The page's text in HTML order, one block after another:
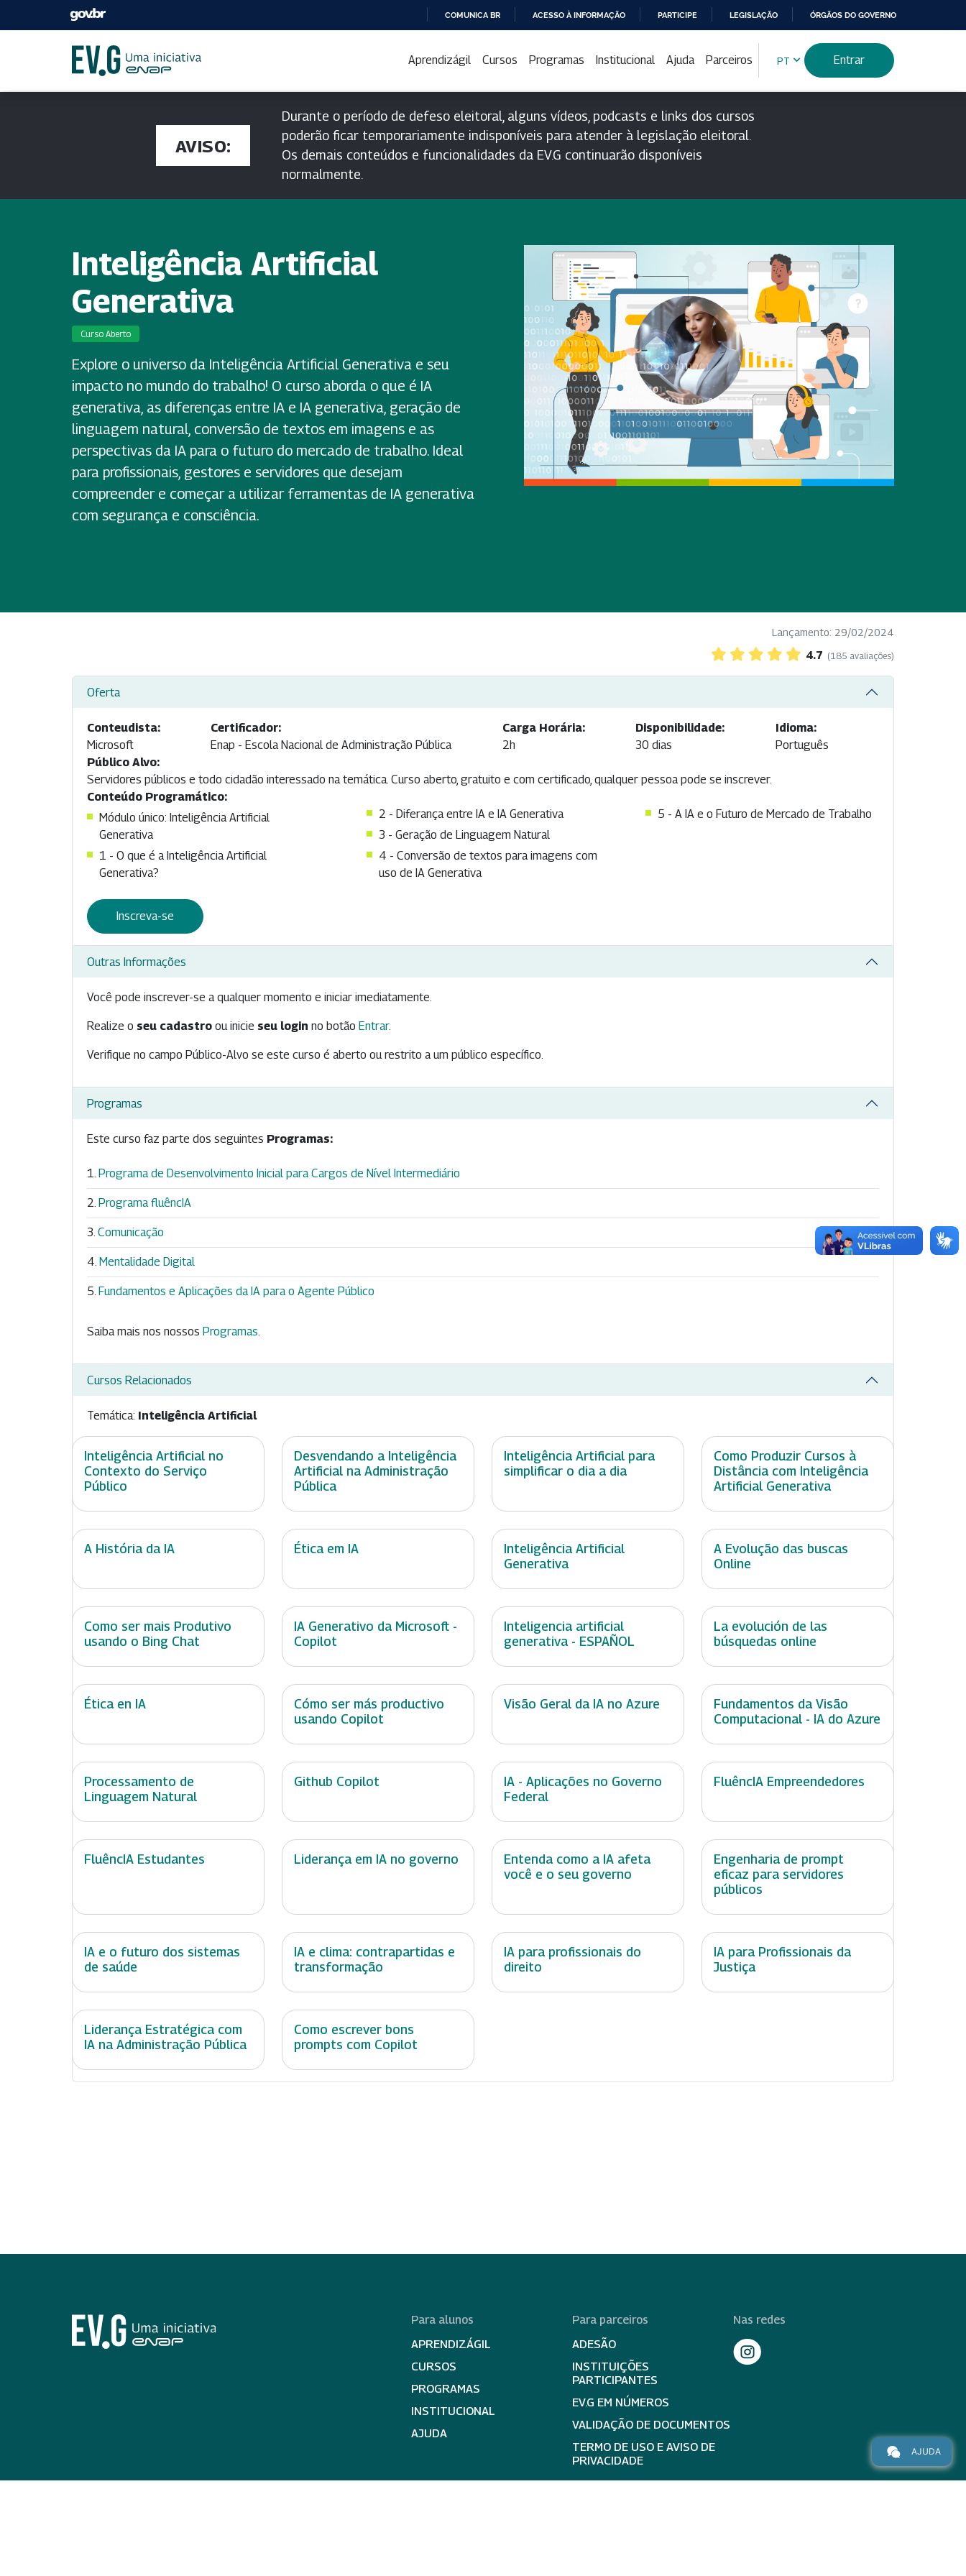
PARA
CONTEÚDO
COMUNICA BR ACESSO À INFORMAÇÃO PARTICIPE LEGISLAÇÃO ÓRGÃOS DO GOVERNO
Aprendizágil Cursos Programas Institucional Ajuda Parceiros PT Entrar
AVISO:
Durante o período de defeso eleitoral, alguns vídeos, podcasts e links dos cursos
poderão ficar temporariamente indisponíveis para atender à legislação eleitoral.
Os demais conteúdos e funcionalidades da EV.G continuarão disponíveis
normalmente.
Inteligência Artificial
Generativa
Curso Aberto
Explore o universo da Inteligência Artificial Generativa e seu
impacto no mundo do trabalho! O curso aborda o que é IA
generativa, as diferenças entre IA e IA generativa, geração de
linguagem natural, conversão de textos em imagens e as
perspectivas da IA para o futuro do mercado de trabalho. Ideal
para profissionais, gestores e servidores que desejam
compreender e começar a utilizar ferramentas de IA generativa
com segurança e consciência.
Lançamento: 29/02/2024
4.7 (185 avaliações)
Oferta
Conteudista:
Microsoft
Certificador:
Enap - Escola Nacional de Administração Pública
Carga Horária:
2h
Disponibilidade:
30 dias
Idioma:
Português
Público Alvo:
Servidores públicos e todo cidadão interessado na temática. Curso aberto, gratuito e com certificado, qualquer pessoa pode se inscrever.
Conteúdo Programático:
Módulo único: Inteligência Artificial
Generativa
1 - O que é a Inteligência Artificial
Generativa?
2 - Diferança entre IA e IA Generativa
3 - Geração de Linguagem Natural
4 - Conversão de textos para imagens com
uso de IA Generativa
5 - A IA e o Futuro de Mercado de Trabalho
Inscreva-se
Outras Informações
Você pode inscrever-se a qualquer momento e iniciar imediatamente.
Realize o seu cadastro ou inicie seu login no botão Entrar.
Verifique no campo Público-Alvo se este curso é aberto ou restrito a um público específico.
Programas
Este curso faz parte dos seguintes Programas:
Programa de Desenvolvimento Inicial para Cargos de Nível Intermediário
Programa fluêncIA
Comunicação
Mentalidade Digital
Fundamentos e Aplicações da IA para o Agente Público
Saiba mais nos nossos Programas.
Cursos Relacionados
Temática: Inteligência Artificial
Inteligência Artificial no
Contexto do Serviço
Público
Desvendando a Inteligência
Artificial na Administração
Pública
Inteligência Artificial para
simplificar o dia a dia
Como Produzir Cursos à
Distância com Inteligência
Artificial Generativa
A História da IA Ética em IA
Inteligência Artificial
Generativa
A Evolução das buscas
Online
Como ser mais Produtivo
usando o Bing Chat
IA Generativo da Microsoft -
Copilot
Inteligencia artificial
generativa - ESPAÑOL
La evolución de las
búsquedas online
Ética en IA
Cómo ser más productivo
usando Copilot
Visão Geral da IA no Azure
Fundamentos da Visão
Computacional - IA do Azure
Processamento de
Linguagem Natural
Github Copilot
IA - Aplicações no Governo
Federal
FluêncIA Empreendedores
FluêncIA Estudantes Liderança em IA no governo
Entenda como a IA afeta
você e o seu governo
Engenharia de prompt
eficaz para servidores
públicos
IA e o futuro dos sistemas
de saúde
IA e clima: contrapartidas e
transformação
IA para profissionais do
direito
IA para Profissionais da
Justiça
Liderança Estratégica com
IA na Administração Pública
Como escrever bons
prompts com Copilot
Para alunos
APRENDIZÁGIL
CURSOS
PROGRAMAS
INSTITUCIONAL
AJUDA
Para parceiros
ADESÃO
INSTITUIÇÕES
PARTICIPANTES
EV.G EM NÚMEROS
VALIDAÇÃO DE DOCUMENTOS
TERMO DE USO E AVISO DE
PRIVACIDADE
Nas redes
AJUDA